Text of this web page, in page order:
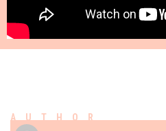
AUTHOR